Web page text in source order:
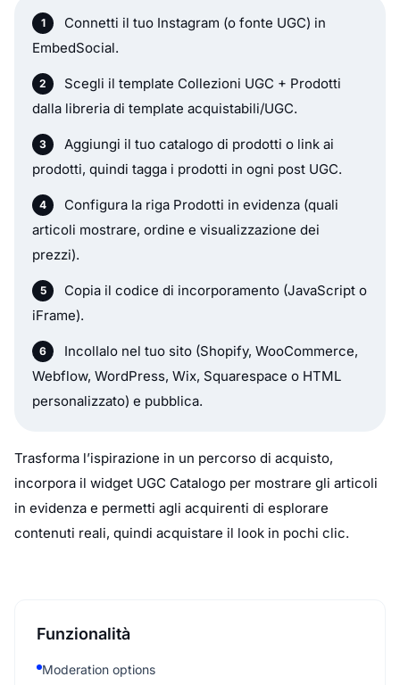
Connetti il tuo Instagram (o fonte UGC) in
EmbedSocial.
Scegli il template Collezioni UGC + Prodotti
dalla libreria di template acquistabili/UGC.
Aggiungi il tuo catalogo di prodotti o link ai
prodotti, quindi tagga i prodotti in ogni post UGC.
Configura la riga Prodotti in evidenza (quali
articoli mostrare, ordine e visualizzazione dei
prezzi).
Copia il codice di incorporamento (JavaScript o
iFrame).
Incollalo nel tuo sito (Shopify, WooCommerce,
Webflow, WordPress, Wix, Squarespace o HTML
personalizzato) e pubblica.
Trasforma l’ispirazione in un percorso di acquisto,
incorpora il widget UGC Catalogo per mostrare gli articoli
in evidenza e permetti agli acquirenti di esplorare
contenuti reali, quindi acquistare il look in pochi clic.
Funzionalità
Moderation options